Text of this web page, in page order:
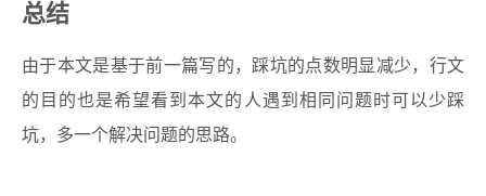
总结
由于本文是基于前一篇写的，踩坑的点数明显减少，行文
的目的也是希望看到本文的人遇到相同问题时可以少踩
坑，多一个解决问题的思路。